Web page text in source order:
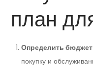
план
Определить бюджет
покупку и